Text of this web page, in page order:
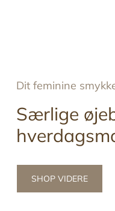
Dit feminine
Særlige
SHOP VIDERE